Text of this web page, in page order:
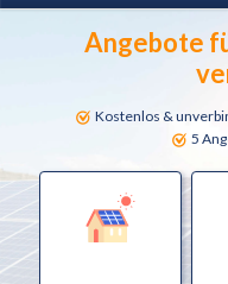
Angebote
Kostenlos &
5